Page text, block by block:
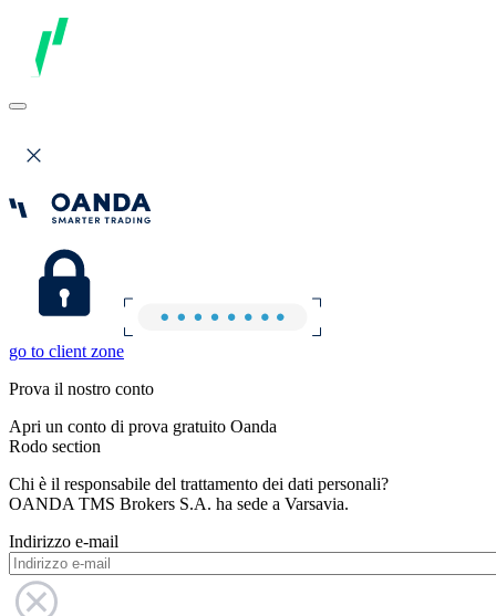
go to client zone
Prova il nostro conto
Apri un conto di prova gratuito Oanda
Rodo section
Chi è il responsabile del trattamento dei dati personali?
OANDA TMS Brokers S.A. ha sede a Varsavia.
Indirizzo e-mail